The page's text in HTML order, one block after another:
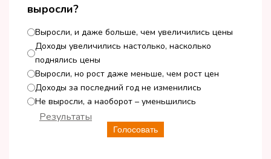
выросли?
Выросли, и даже больше, чем увеличились цены
Доходы увеличились настолько, насколько
поднялись цены
Выросли, но рост даже меньше, чем рост цен
Доходы за последний год не изменились
Не выросли, а наоборот – уменьшились
Голосовать
Результаты